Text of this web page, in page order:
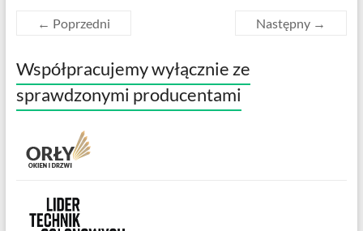
← Poprzedni Następny →
Współpracujemy wyłącznie ze
sprawdzonymi producentami